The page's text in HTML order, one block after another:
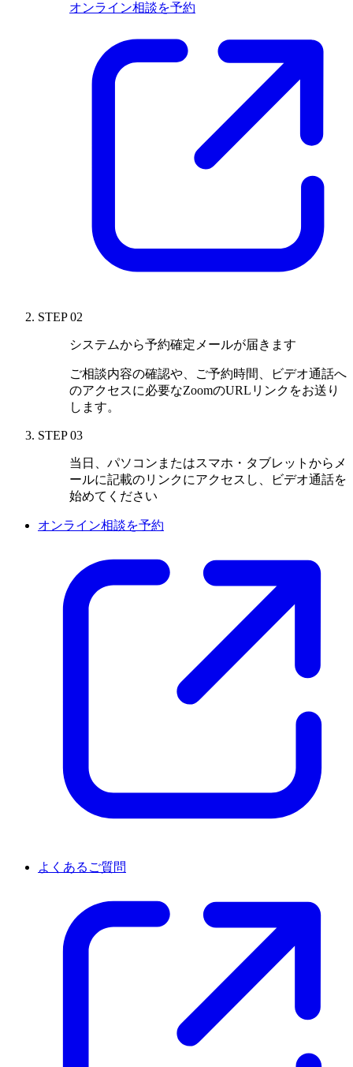
オンライン相談を予約
STEP 02
システムから予約確定メールが届きます
ご相談内容の確認や、ご予約時間、ビデオ通話へ
のアクセスに必要なZoomのURLリンクをお送り
します。
STEP 03
当日、パソコンまたはスマホ・タブレットから メ
ールに記載のリンクにアクセスし、
ビデオ通話を
始めてください
オンライン相談を予約
よくあるご質問